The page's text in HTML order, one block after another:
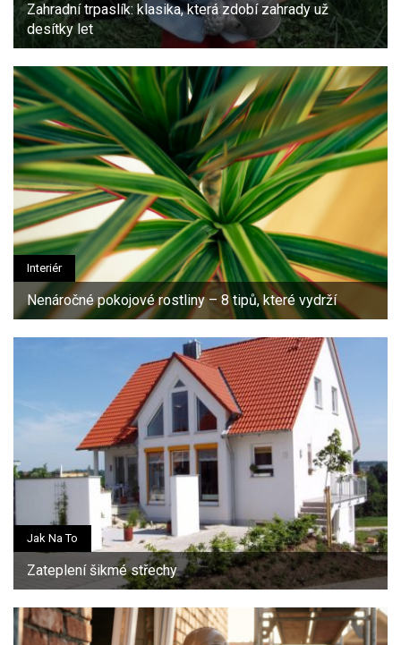
Zahradní trpaslík: klasika, která zdobí zahrady už
desítky let
Interiér
Nenáročné pokojové rostliny – 8 tipů, které vydrží
Jak Na To
Zateplení šikmé střechy